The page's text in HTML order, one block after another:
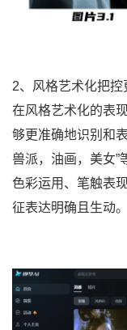
2、风格艺术化把控
在风格艺术化的表
够更准确地识别和
兽派，油画，美女”
色彩运用、笔触表
征表达明确且生动。